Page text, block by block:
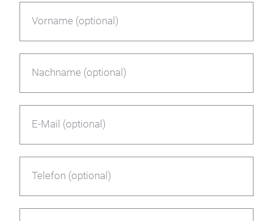
Vorname (optional)
Nachname (optional)
E-Mail (optional)
Telefon (optional)